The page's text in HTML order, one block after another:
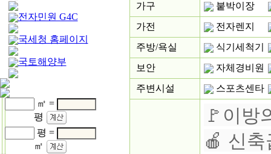
전자민원 G4C
국세청 홈페이지
국토해양부
㎡ =
평
평 =
㎡
가구
붙박이장
가전
전자렌지
주방/욕실
식기세척기
보안
자체경비원
주변시설
스포츠센타
🚩이방
🍎 신